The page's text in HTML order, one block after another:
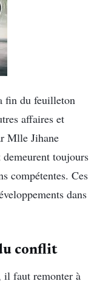
fin du feuilleton
affaires et
Mlle Jihane
toujours
compétentes. Ces
dans
conflit
il faut remonter à